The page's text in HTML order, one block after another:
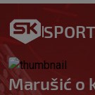
SPORT
Marušić o